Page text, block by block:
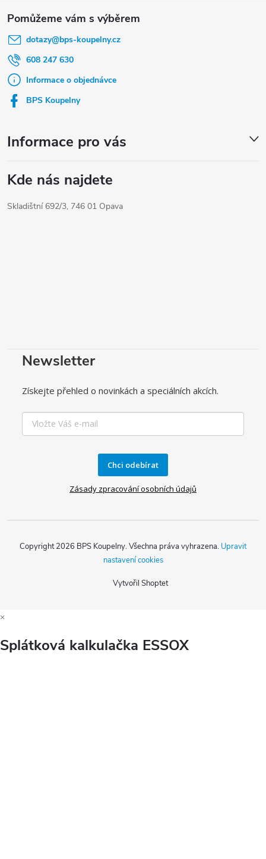
dotazy@bps-koupelny.cz
608 247 630
Informace o objednávce
BPS Koupelny
Informace pro vás
Kde nás najdete
Skladištní 692/3, 746 01 Opava
Newsletter
Získejte přehled o novinkách a speciálních akcích.
Chci odebírat
Zásady zpracování osobních údajů
Vytvořil Shoptet
Copyright 2026 BPS Koupelny. Všechna práva vyhrazena. Upravit
nastavení cookies
×
Splátková kalkulačka ESSOX